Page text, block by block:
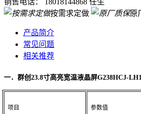
按需求定做
原
产品简介
常见问题
相关推荐
一．群创 23.8寸高亮宽温液晶屏G238HCJ-LH1
项目 参数值